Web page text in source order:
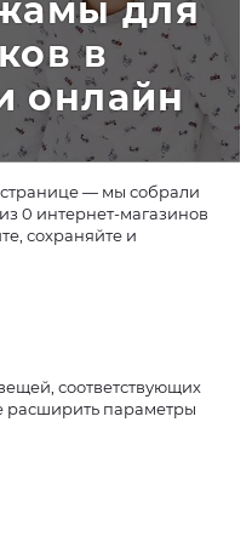
для
в
онлайн
— мы собрали
0 интернет-магазинов
сохраняйте и
соответствующих
расширить параметры